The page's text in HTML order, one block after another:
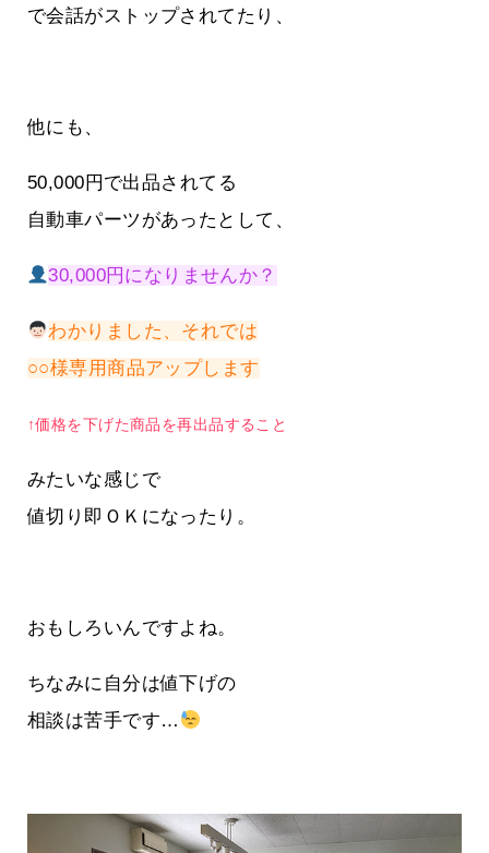
で会話がストップされてたり、
他にも、
50,000円で出品されてる
自動車パーツがあったとして、
30,000円になりませんか？
わかりました、それでは
○○様専用商品アップします
↑価格を下げた商品を再出品すること
みたいな感じで
値切り即ＯＫになったり。
おもしろいんですよね。
ちなみに自分は値下げの
相談は苦手です…